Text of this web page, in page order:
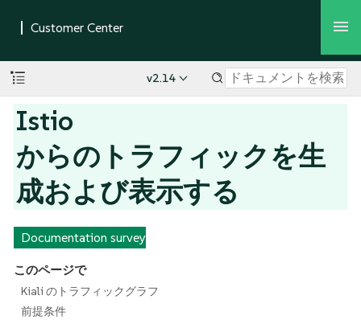
v2.14
Istio
からのトラフィックを生
成および表示する
Documentation survey
このページで
Kiali のトラフィックグラフ
前提条件